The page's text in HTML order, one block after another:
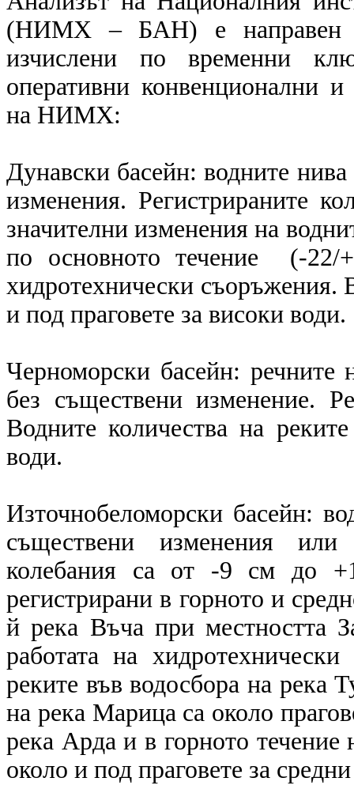
(НИМХ – БАН) е направен
изчислени по временни
оперативни конвенционални
на НИМХ:
Дунавски басейн: водните
изменения. Регистрираните
значителни изменения на
по основното течение (-22/
хидротехнически съоръжения.
и под праговете за високи води.
Черноморски басейн:
без съществени изменение.
Водните количества на
води.
Източнобеломорски басейн:
съществени изменения
колебания са от -9 см до
регистрирани в горното и
й река Въча при местността
работата на
реките във водосбора на река
на река Марица са около
река Арда и в горното течение
около и под праговете за